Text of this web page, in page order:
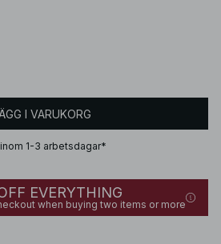
I VARUKORG
1-3 arbetsdagar*
EVERYTHING
when buying two items or more